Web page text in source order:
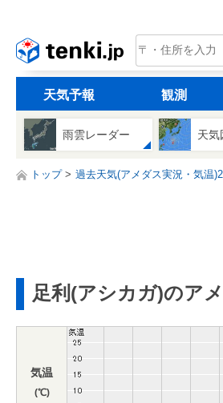
tenki.jp
天気予報 観測
雨雲レーダー 天気
トップ 過去天気(アメダス実況・気温
足利(アシカガ)のア
気温
(℃)